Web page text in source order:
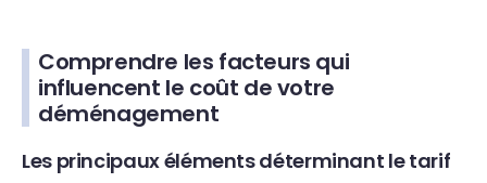
Comprendre les facteurs qui
influencent le coût de votre
déménagement
Les principaux éléments déterminant le tarif